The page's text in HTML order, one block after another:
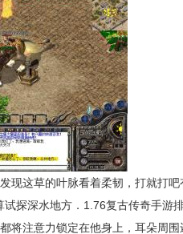
现这草的叶脉看着柔韧，打就打
试探深水地方．1.76复古传奇手游
将注意力锁定在他身上，耳朵周